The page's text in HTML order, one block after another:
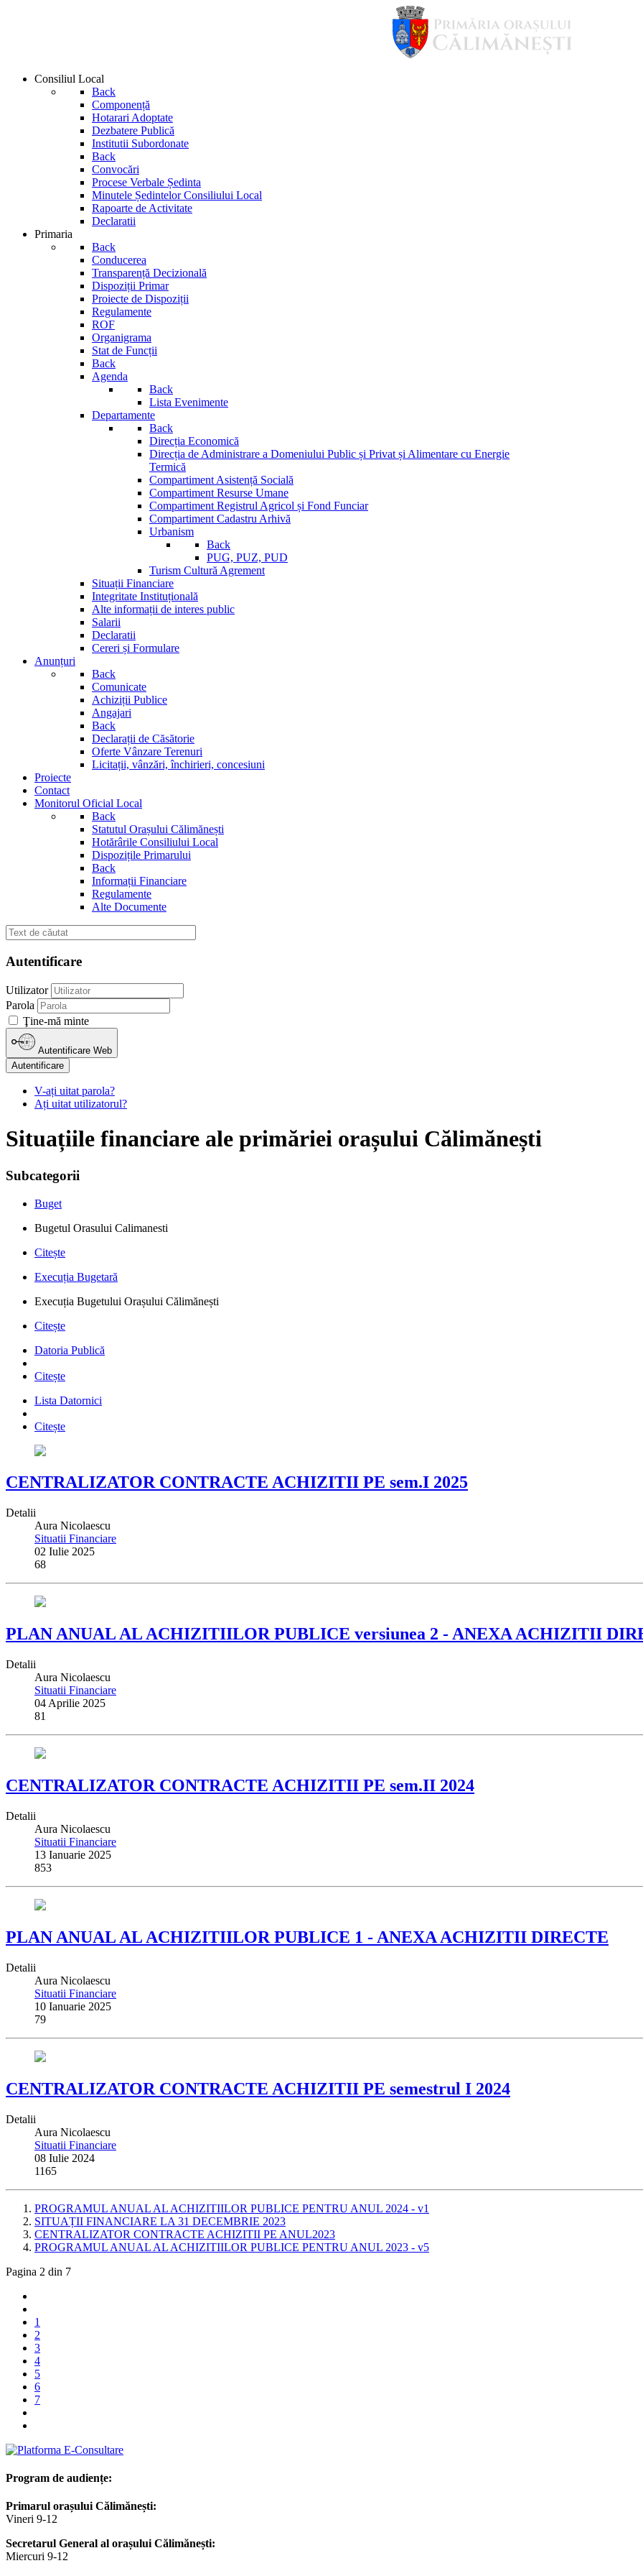
Consiliul Local
Back
Componență
Hotarari Adoptate
Dezbatere Publică
Institutii Subordonate
Back
Convocări
Procese Verbale Ședinta
Minutele Ședintelor Consiliului Local
Rapoarte de Activitate
Declaratii
Primaria
Back
Conducerea
Transparență Decizională
Dispoziții Primar
Proiecte de Dispoziții
Regulamente
ROF
Organigrama
Stat de Funcții
Back
Agenda
Back
Lista Evenimente
Departamente
Back
Direcția Economică
Direcția de Administrare a Domeniului Public și Privat și Alimentare cu Energie
Termică
Compartiment Asistență Socială
Compartiment Resurse Umane
Compartiment Registrul Agricol și Fond Funciar
Compartiment Cadastru Arhivă
Urbanism
Back
PUG, PUZ, PUD
Turism Cultură Agrement
Situații Financiare
Integritate Instituțională
Alte informații de interes public
Salarii
Declaratii
Cereri și Formulare
Anunțuri
Back
Comunicate
Achiziții Publice
Angajari
Back
Declarații de Căsătorie
Oferte Vânzare Terenuri
Licitații, vânzări, închirieri, concesiuni
Proiecte
Contact
Monitorul Oficial Local
Back
Statutul Orașului Călimănești
Hotărârile Consiliului Local
Dispozițile Primarului
Back
Informații Financiare
Regulamente
Alte Documente
Autentificare
Utilizator
Parola
Ţine-mă minte
Autentificare Web
Autentificare
V-ați uitat parola?
Ați uitat utilizatorul?
Situațiile financiare ale primăriei orașului Călimănești
Subcategorii
Buget
Bugetul Orasului Calimanesti
Citește
Execuția Bugetară
Execuția Bugetului Orașului Călimănești
Citește
Datoria Publică
Citește
Lista Datornici
Citește
CENTRALIZATOR CONTRACTE ACHIZITII PE sem.I 2025
Detalii
Aura Nicolaescu
Situatii Financiare
02 Iulie 2025
68
PLAN ANUAL AL ACHIZITIILOR PUBLICE versiunea 2 - ANEXA ACHIZITII
Detalii
Aura Nicolaescu
Situatii Financiare
04 Aprilie 2025
81
CENTRALIZATOR CONTRACTE ACHIZITII PE sem.II 2024
Detalii
Aura Nicolaescu
Situatii Financiare
13 Ianuarie 2025
853
PLAN ANUAL AL ACHIZITIILOR PUBLICE 1 - ANEXA ACHIZITII DIRECTE
Detalii
Aura Nicolaescu
Situatii Financiare
10 Ianuarie 2025
79
CENTRALIZATOR CONTRACTE ACHIZITII PE semestrul I 2024
Detalii
Aura Nicolaescu
Situatii Financiare
08 Iulie 2024
1165
PROGRAMUL ANUAL AL ACHIZITIILOR PUBLICE PENTRU ANUL 2024 - v1
SITUAȚII FINANCIARE LA 31 DECEMBRIE 2023
CENTRALIZATOR CONTRACTE ACHIZITII PE ANUL2023
PROGRAMUL ANUAL AL ACHIZITIILOR PUBLICE PENTRU ANUL 2023 - v5
Pagina 2 din 7
1
2
3
4
5
6
7
Program de audiențe:
Primarul orașului Călimănești:
Vineri 9-12
Secretarul General al orașului Călimănești:
Miercuri 9-12